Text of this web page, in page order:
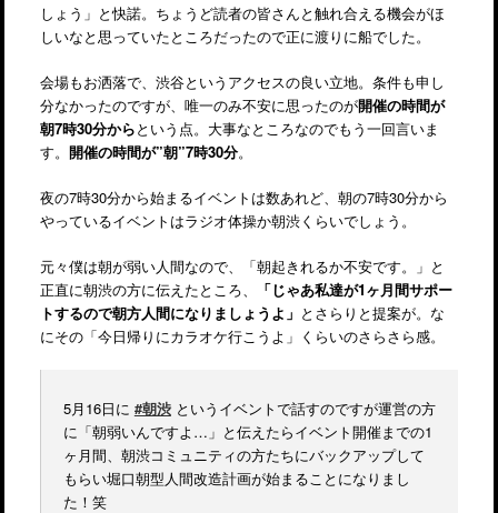
しょう」と快諾。ちょうど読者の皆さんと触れ合える機会がほ
しいなと思っていたところだったので正に渡りに船でした。
会場もお洒落で、渋谷というアクセスの良い立地。条件も申し
分なかったのですが、唯一のみ不安に思ったのが開催の時間が
朝7時30分からという点。大事なところなのでもう一回言いま
す。 開催の時間が”朝”7時30分。
夜の7時30分から始まるイベントは数あれど、朝の7時30分から
やっているイベントはラジオ体操か朝渋くらいでしょう。
元々僕は朝が弱い人間なので、「朝起きれるか不安です。」と
正直に朝渋の方に伝えたところ、
「じゃあ私達が1ヶ月間サポー
トするので朝方人間になりましょうよ」 とさらりと提案が。な
にその「今日帰りにカラオケ行こうよ」くらいのさらさら感。
5月16日に #朝渋というイベントで話すのですが運営の方
に「朝弱いんですよ…」と伝えたらイベント開催までの1
ヶ月間、朝渋コミュニティの方たちにバックアップして
もらい堀口朝型人間改造計画が始まることになりまし
た！笑